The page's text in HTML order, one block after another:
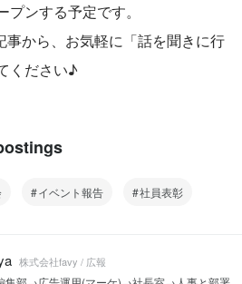
ンする予定です。
事から、お気軽に「話を聞きに行
ください♪
イベント報告 社員表彰
株式会社favy / 広報